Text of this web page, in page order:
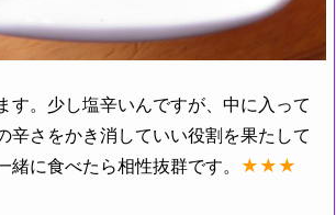
す。少し塩辛いんですが、中に入って
辛さをかき消していい役割を果たして
緒に食べたら相性抜群です。 ★★★